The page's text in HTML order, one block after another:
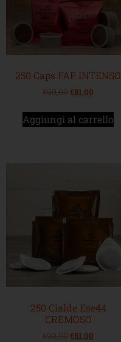
250 Caps FAP INTENSO
€90,00 €81,00
Aggiungi al carrello
250 Cialde Ese44
CREMOSO
€90,00 €81,00